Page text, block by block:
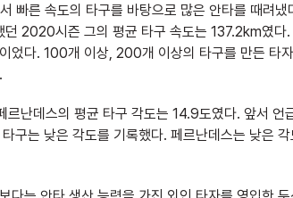
빠른 속도의 타구를 바탕으로 많은 안타를 때려
던 2020시즌 그의 평균 타구 속도는 137.2km였
었다. 100개 이상, 200개 이상의 타구를 만든
르난데스의 평균 타구 각도는 14.9도였다. 앞서
구는 낮은 각도를 기록했다. 페르난데스는 낮은